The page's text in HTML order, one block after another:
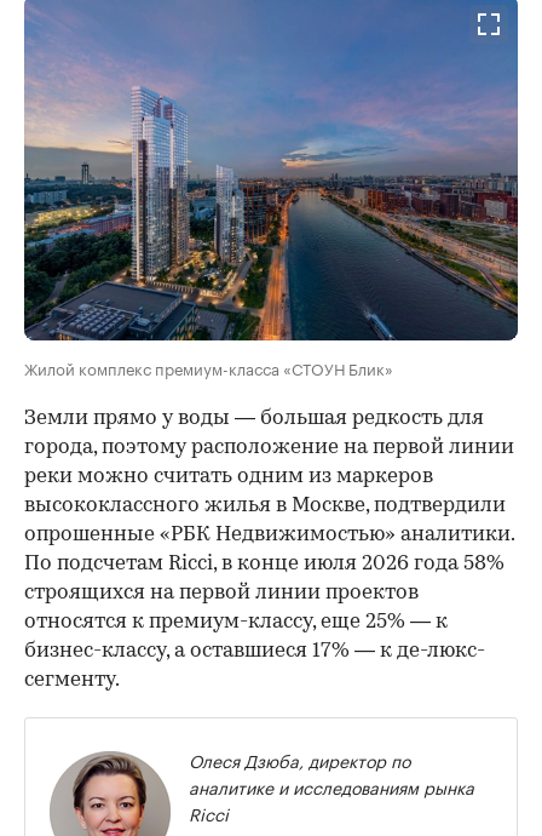
Жилой комплекс премиум-класса «СТОУН Блик»
Земли прямо у воды — большая редкость для
города, поэтому расположение на первой линии
реки можно считать одним из маркеров
высококлассного жилья в Москве, подтвердили
опрошенные «РБК Недвижимостью» аналитики.
По подсчетам Ricci, в конце июля 2026 года 58%
строящихся на первой линии проектов
относятся к премиум-классу, еще 25% — к
бизнес-классу, а оставшиеся 17% — к де-люкс-
сегменту.
Олеся Дзюба, директор по
аналитике и исследованиям рынка
Ricci